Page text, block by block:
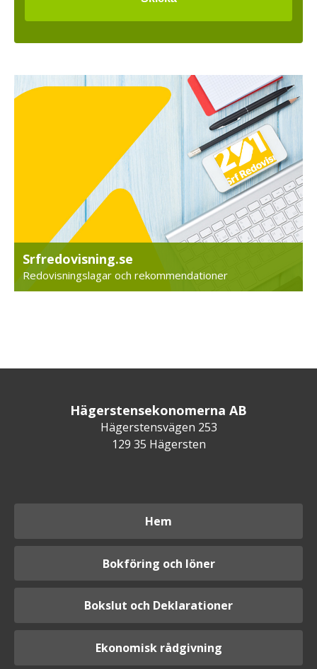
Srfredovisning.se
Redovisningslagar och rekommendationer
Hägerstensekonomerna AB
Hägerstensvägen 253
129 35 Hägersten
Hem
Bokföring och löner
Bokslut och Deklarationer
Ekonomisk rådgivning